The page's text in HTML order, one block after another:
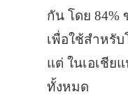
กัน โดย 84%
เพื่อใช้สําหรั
แต่ ในเอเชีย
ทั้งหมด